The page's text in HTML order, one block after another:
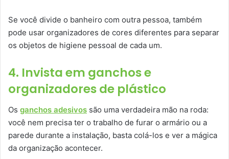
Se você divide o banheiro com outra pessoa, também
pode usar organizadores de cores diferentes para separar
os objetos de higiene pessoal de cada um.
4. Invista em ganchos e
organizadores de plástico
Os ganchos adesivos são uma verdadeira mão na roda:
você nem precisa ter o trabalho de furar o armário ou a
parede durante a instalação, basta colá-los e ver a mágica
da organização acontecer.